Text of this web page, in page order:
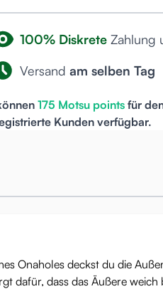
100% Diskrete Zahlung
Versand am selben Tag
175 Motsu points für
Kunden verfügbar.
Onaholes deckst du die
dafür, dass das Äußere weich